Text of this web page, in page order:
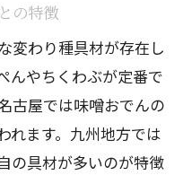
の特徴
変わり種具材が存在し
んやちくわぶが定番で
古屋では味噌おでんの
れます。九州地方では
の具材が多いのが特徴